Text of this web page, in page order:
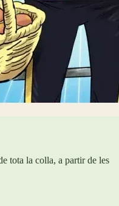
tota la colla, a partir de les